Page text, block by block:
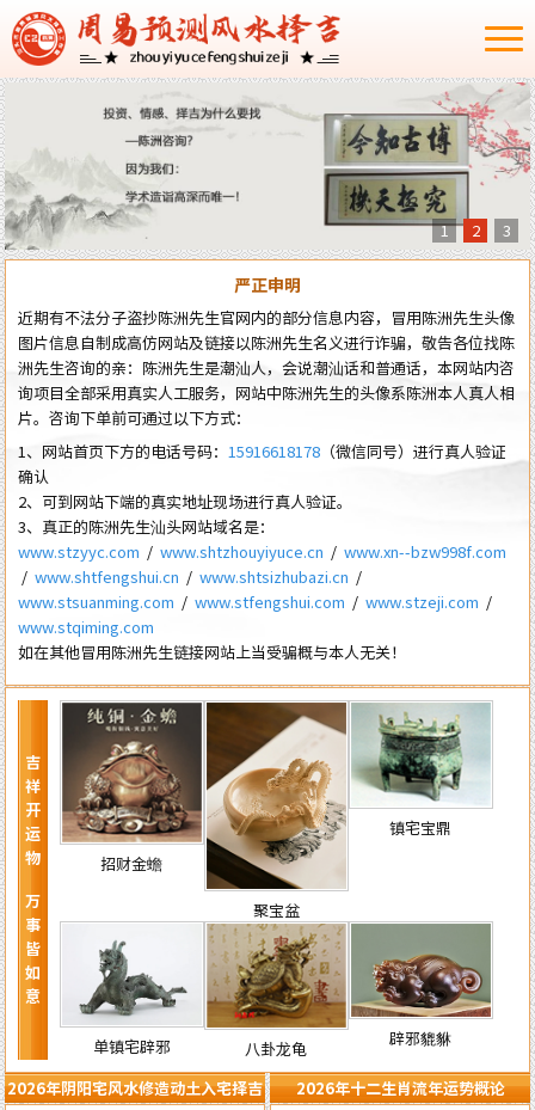
1 2 3
严正申明
近期有不法分子盗抄陈洲先生官网内的部分信息内容，冒用陈洲先生头像
图片信息自制成高仿网站及链接以陈洲先生名义进行诈骗，敬告各位找陈
洲先生咨询的亲：陈洲先生是潮汕人，会说潮汕话和普通话，本网站内咨
询项目全部采用真实人工服务，网站中陈洲先生的头像系陈洲本人真人相
片。咨询下单前可通过以下方式：
1、网站首页下方的电话号码： 15916618178 （微信同号）进行真人验证
确认
2、可到网站下端的真实地址现场进行真人验证。
3、真正的陈洲先生汕头网站域名是：
www.stzyyc.com / www.shtzhouyiyuce.cn / www.xn--bzw998f.com
/ www.shtfengshui.cn / www.shtsizhubazi.cn /
www.stsuanming.com / www.stfengshui.com / www.stzeji.com /
www.stqiming.com
如在其他冒用陈洲先生链接网站上当受骗概与本人无关！
吉祥开运物 万事皆如意 招财金蟾
聚宝盆
镇宅宝鼎
单镇宅辟邪 八卦龙龟 辟邪貔貅
2026年阴阳宅风水修造动土入宅择吉
2026年十二生肖流年运势概论